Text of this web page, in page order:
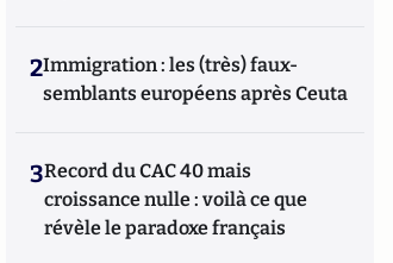
2Immigration : les (très) faux-
semblants européens après Ceuta
3Record du CAC 40 mais
croissance nulle : voilà ce que
révèle le paradoxe français